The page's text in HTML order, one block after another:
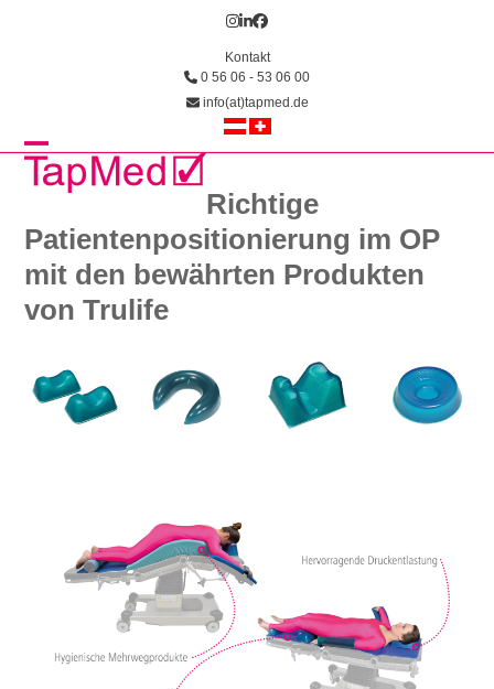
Instagram
LinkedIn
Facebook
Kontakt
0 56 06 - 53 06 00
info(at)tapmed.de
Open
menu
Close
menu
Richtige
Patientenpositionierung im OP
mit den bewährten Produkten
von Trulife